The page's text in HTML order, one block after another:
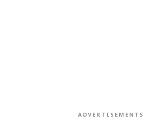
ADVERTISEMENTS